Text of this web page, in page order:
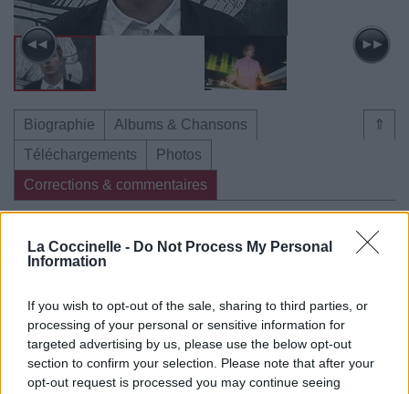
La Coccinelle - Do Not Process My Personal
Information
If you wish to opt-out of the sale, sharing to third parties, or
processing of your personal or sensitive information for
targeted advertising by us, please use the below opt-out
section to confirm your selection. Please note that after your
opt-out request is processed you may continue seeing
⇑
Biographie
Albums & Chansons
Téléchargements
Photos
Corrections & commentaires
Dire «merci» pour cette traduction Corriger une erreur